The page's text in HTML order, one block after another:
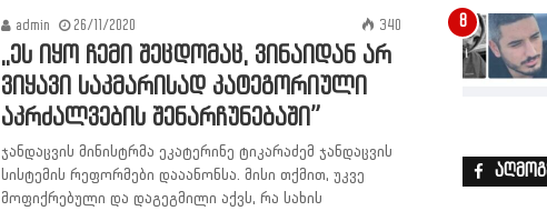
admin 26/11/2020 340
,,ეს იყო ჩემი შეცდომაც, ვინაიდან არ
ვიყავი საკმარისად კატეგორიული
აკრძალვების შენარჩუნებაში”
ჯანდაცვის მინისტრმა ეკატერინე ტიკარაძემ ჯანდაცვის
სისტემის რეფორმები დააანონსა. მისი თქმით, უკვე
მოფიქრებული და დაგეგმილი აქვს, რა სახის